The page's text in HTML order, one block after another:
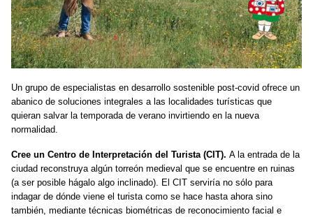
Un grupo de especialistas en desarrollo sostenible post-covid ofrece un
abanico de soluciones integrales a las localidades turísticas que
quieran salvar la temporada de verano invirtiendo en la nueva
normalidad.
Cree un Centro de nterpretación del Turista (CIT). A la entrada de la
ciudad reconstruya algún torreón medieval que se encuentre en ruinas
(a ser posible hágalo algo inclinado). El CIT serviría no sólo para
indagar de dónde viene el turista como se hace hasta ahorasino
también, mediante técnicas biométricas de reconocimiento facial e